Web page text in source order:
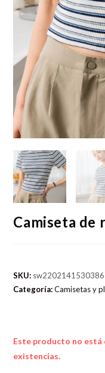
Camiseta de
SKU:
Categoría:Camisetas y
Este producto no está
existencias.